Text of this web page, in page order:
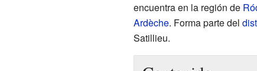
encuentra en la región de
Ardèche. Forma parte del
Satillieu.